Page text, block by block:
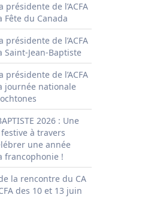
de l’ACFA
Fête du Canada
de l’ACFA
Saint-Jean-Baptiste
de l’ACFA
journée nationale
2026 : Une
à travers
une année
francophonie !
la rencontre du CA
des 10 et 13 juin